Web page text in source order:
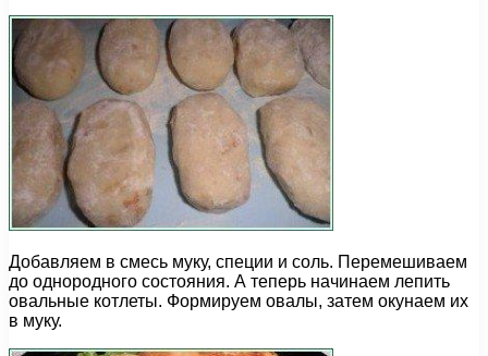
Добавляем в смесь муку, специи и соль. Перемешиваем
до однородного состояния. А теперь начинаем лепить
овальные котлеты. Формируем овалы, затем окунаем их
в муку.